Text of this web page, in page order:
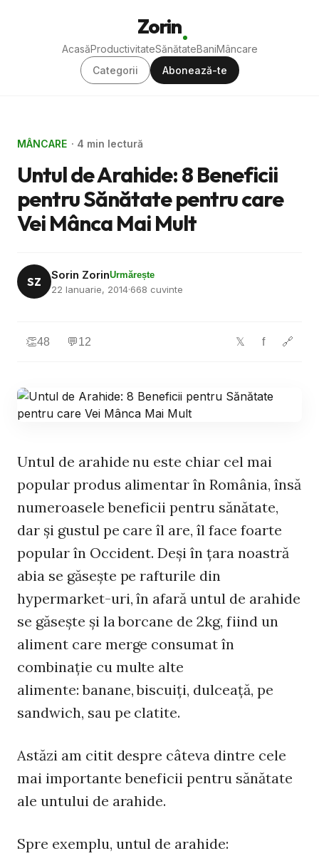
Zorin
AcasăProductivitateSănătateBaniMâncare
Categorii
Abonează-te
MÂNCARE · 4 min lectură
Untul de Arahide: 8 Beneficii
pentru Sănătate pentru care
Vei Mânca Mai Mult
SZ Sorin ZorinUrmărește
22 Ianuarie, 2014·668 cuvinte
👏48 💬12 𝕏 f 🔗
Untul de arahide nu este chiar cel mai
popular produs alimentar în România, însă
numeroasele beneficii pentru sănătate,
dar şi gustul pe care îl are, îl face foarte
popular în Occident. Deşi în ţara noastră
abia se găseşte pe rafturile din
hypermarket-uri, în afară untul de arahide
se găseşte şi la borcane de 2kg, fiind un
aliment care merge consumat în
combinaţie cu multe alte
alimente: banane, biscuiţi, dulceaţă, pe
sandwich, sau pe clatite.
Astăzi am citit despre câteva dintre cele
mai importante beneficii pentru sănătate
ale untului de arahide.
Spre exemplu, untul de arahide: